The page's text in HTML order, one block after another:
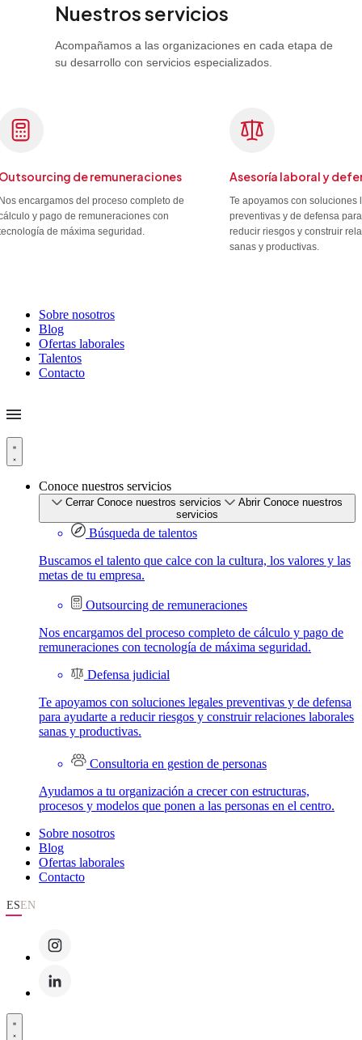
Nuestros servicios
Acompañamos a las organizaciones en cada etapa de
su desarrollo con servicios especializados.
de remuneraciones
encargamos del proceso completo de
y pago de remuneraciones con
de máxima seguridad.
Asesoría laboral y
Te apoyamos con soluciones
preventivas y de defensa
reducir riesgos y construir
sanas y productivas.
Sobre nosotros
Blog
Ofertas laborales
Talentos
Contacto
Conoce nuestros servicios
Cerrar Conoce nuestros servicios
Abrir Conoce nuestros
servicios
Búsqueda de talentos
Buscamos el talento que calce con la cultura, los valores y las
metas de tu empresa.
Outsourcing de remuneraciones
Nos encargamos del proceso completo de cálculo y pago de
remuneraciones con tecnología de máxima seguridad.
Defensa judicial
Te apoyamos con soluciones legales preventivas y de defensa
para ayudarte a reducir riesgos y construir relaciones laborales
sanas y productivas.
Consultoria en gestion de personas
Ayudamos a tu organización a crecer con estructuras,
procesos y modelos que ponen a las personas en el centro.
Sobre nosotros
Blog
Ofertas laborales
Contacto
ESEN